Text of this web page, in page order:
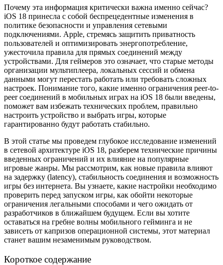
Почему эта информация критически важна именно сейчас?
iOS 18 принесла с собой беспрецедентные изменения в
политике безопасности и управления сетевыми
подключениями. Apple, стремясь защитить приватность
пользователей и оптимизировать энергопотребление,
ужесточила правила для прямых соединений между
устройствами. Для геймеров это означает, что старые методы
организации мультиплеера, локальных сессий и обмена
данными могут перестать работать или требовать сложных
настроек. Понимание того, какие именно ограничения peer-to-
peer соединений в мобильных играх на iOS 18 были введены,
поможет вам избежать технических проблем, правильно
настроить устройство и выбрать игры, которые
гарантированно будут работать стабильно.
В этой статье мы проведем глубокое исследование изменений
в сетевой архитектуре iOS 18, разберем технические причины
введенных ограничений и их влияние на популярные
игровые жанры. Мы рассмотрим, как новые правила влияют
на задержку (latency), стабильность соединения и возможность
игры без интернета. Вы узнаете, какие настройки необходимо
проверить перед запуском игры, как обойти некоторые
ограничения легальными способами и чего ожидать от
разработчиков в ближайшем будущем. Если вы хотите
оставаться на гребне волны мобильного гейминга и не
зависеть от капризов операционной системы, этот материал
станет вашим незаменимым руководством.
Короткое содержание